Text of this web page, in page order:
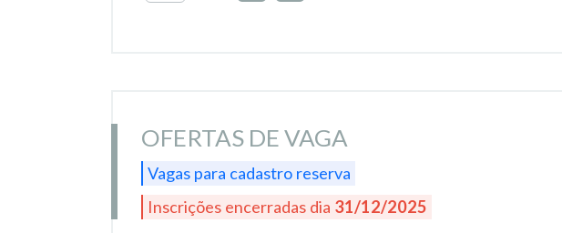
OFERTAS DE VAGA
Vagas para cadastro reserva
Inscrições encerradas dia 31/12/2025